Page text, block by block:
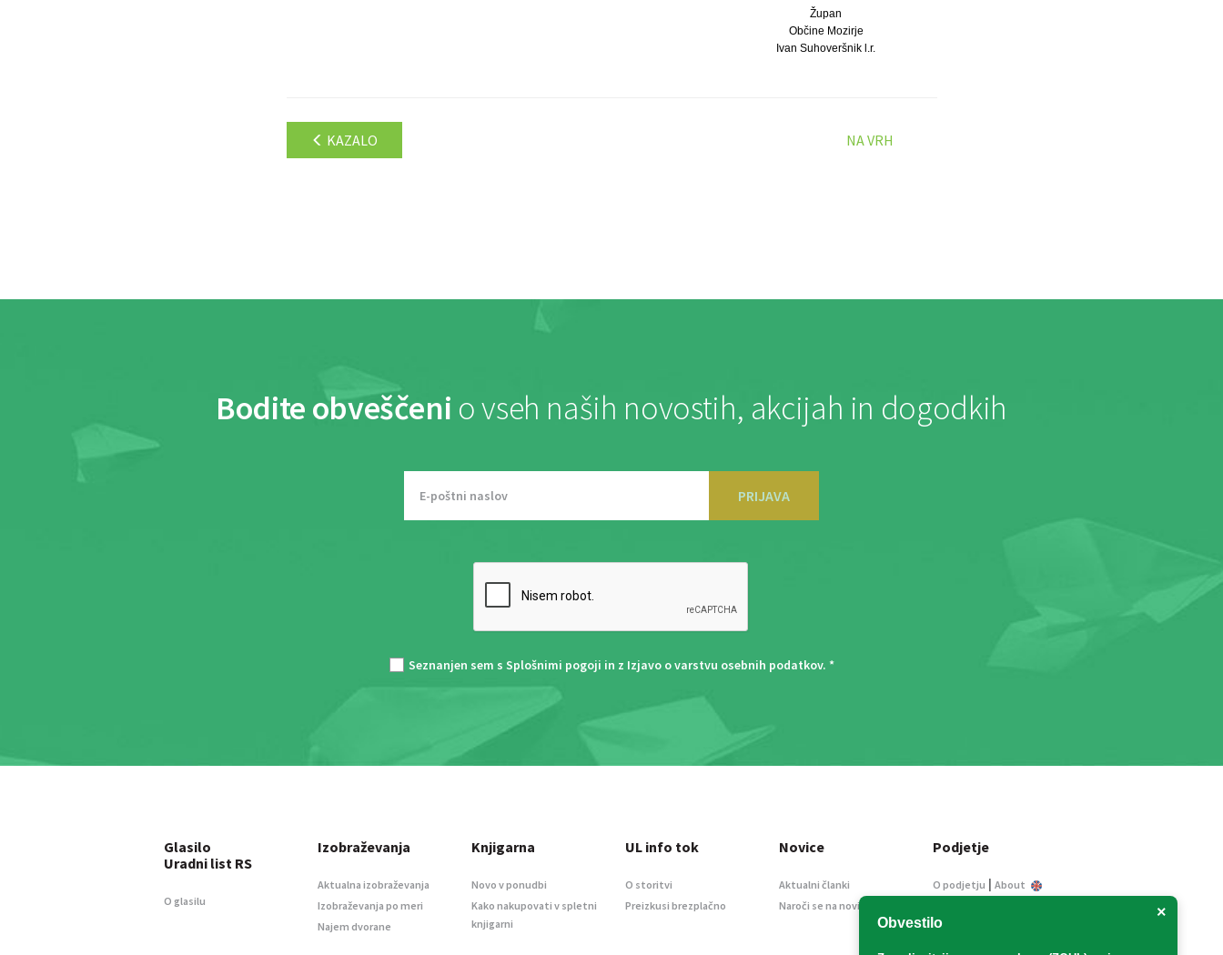
Župan
Občine Mozirje
Ivan Suhoveršnik l.r.
KAZALO NA VRH
Bodite obveščeni o vseh naših novostih, akcijah in dogodkih
PRIJAVA
Seznanjen sem s Splošnimi pogoji in z Izjavo o varstvu osebnih podatkov. *
×
Obvestilo
Glasilo
Uradni list RS
O glasilu
Izobraževanja
Aktualna izobraževanja
Izobraževanja po meri
Najem dvorane
Knjigarna
Novo v ponudbi
Kako nakupovati v spletni
knjigarni
UL info tok
O storitvi
Preizkusi brezplačno
Novice
Aktualni članki
Naroči se na novice
Podjetje
O podjetju | About
Informacije javnega